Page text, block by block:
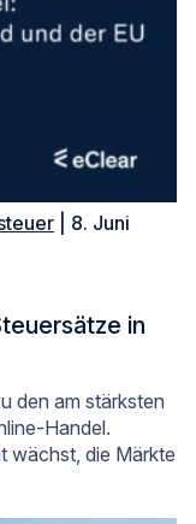
| 8. Juni
in
den am stärksten
Handel.
wächst, die Märkte